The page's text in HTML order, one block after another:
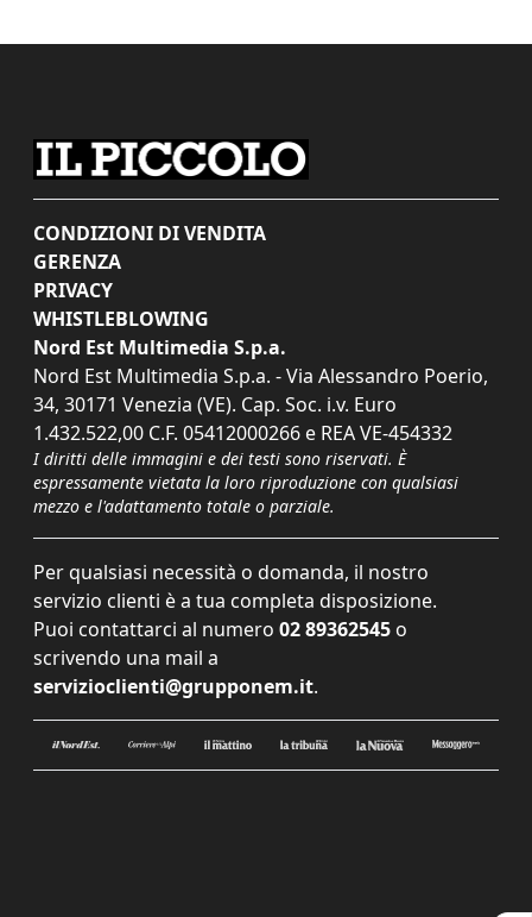
CONDIZIONI DI VENDITA
GERENZA
PRIVACY
WHISTLEBLOWING
Nord Est Multimedia S.p.a.
Nord Est Multimedia S.p.a. - Via Alessandro Poerio,
34, 30171 Venezia (VE). Cap. Soc. i.v. Euro
1.432.522,00 C.F. 05412000266 e REA VE-454332
I diritti delle immagini e dei testi sono riservati. È
espressamente vietata la loro riproduzione con qualsiasi
mezzo e l'adattamento totale o parziale.
Per qualsiasi necessità o domanda, il nostro
servizio clienti è a tua completa disposizione.
Puoi contattarci al numero 02 89362545 o
scrivendo una mail a
servizioclienti@grupponem.it.